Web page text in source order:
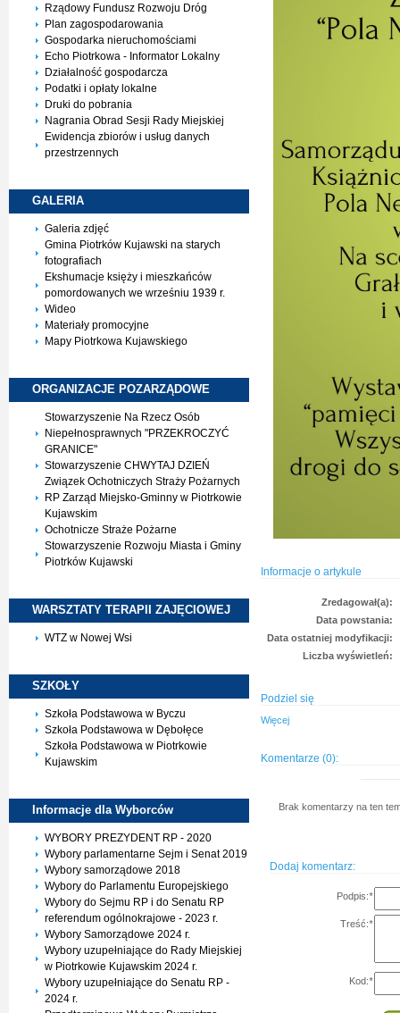
Rządowy Fundusz Rozwoju Dróg
Plan zagospodarowania
Gospodarka nieruchomościami
Echo Piotrkowa - Informator Lokalny
Działalność gospodarcza
Podatki i opłaty lokalne
Druki do pobrania
Nagrania Obrad Sesji Rady Miejskiej
Ewidencja zbiorów i usług danych
przestrzennych
GALERIA
Galeria zdjęć
Gmina Piotrków Kujawski na starych
fotografiach
Ekshumacje księży i mieszkańców
pomordowanych we wrześniu 1939 r.
Wideo
Materiały promocyjne
Mapy Piotrkowa Kujawskiego
ORGANIZACJE POZARZĄDOWE
Stowarzyszenie Na Rzecz Osób
Niepełnosprawnych "PRZEKROCZYĆ
GRANICE"
Stowarzyszenie CHWYTAJ DZIEŃ
Związek Ochotniczych Straży Pożarnych
RP Zarząd Miejsko-Gminny w Piotrkowie
Kujawskim
Ochotnicze Straże Pożarne
Stowarzyszenie Rozwoju Miasta i Gminy
Piotrków Kujawski
WARSZTATY TERAPII ZAJĘCIOWEJ
WTZ w Nowej Wsi
SZKOŁY
Szkoła Podstawowa w Byczu
Szkoła Podstawowa w Dębołęce
Szkoła Podstawowa w Piotrkowie
Kujawskim
Informacje dla Wyborców
WYBORY PREZYDENT RP - 2020
Wybory parlamentarne Sejm i Senat 2019
Wybory samorządowe 2018
Wybory do Parlamentu Europejskiego
Wybory do Sejmu RP i do Senatu RP
referendum ogólnokrajowe - 2023 r.
Wybory Samorządowe 2024 r.
Wybory uzupełniające do Rady Miejskiej
w Piotrkowie Kujawskim 2024 r.
Wybory uzupełniające do Senatu RP -
2024 r.
Informacje o artykule
Zredagował(a):
Data powstania:
Data ostatniej modyfikacji:
Liczba wyświetleń:
Podziel się
Więcej
Komentarze (0):
Brak komentarzy na ten
Dodaj komentarz:
Podpis:*
Treść:*
Kod:*